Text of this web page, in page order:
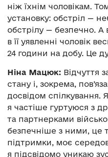
ніж їхнім чоловікам.
установку: обстріл —
обстрілу — безпечно.
в її уявленні чоловік
24 години на добу. Це
Ніна Мацюк: Відчуття
стану і, зокрема,
досвідом спілкування.
я частіше гуртуюся з
та партнерками
безпечніше з ними, це
підтримки, моє
я підсвідомо уникаю